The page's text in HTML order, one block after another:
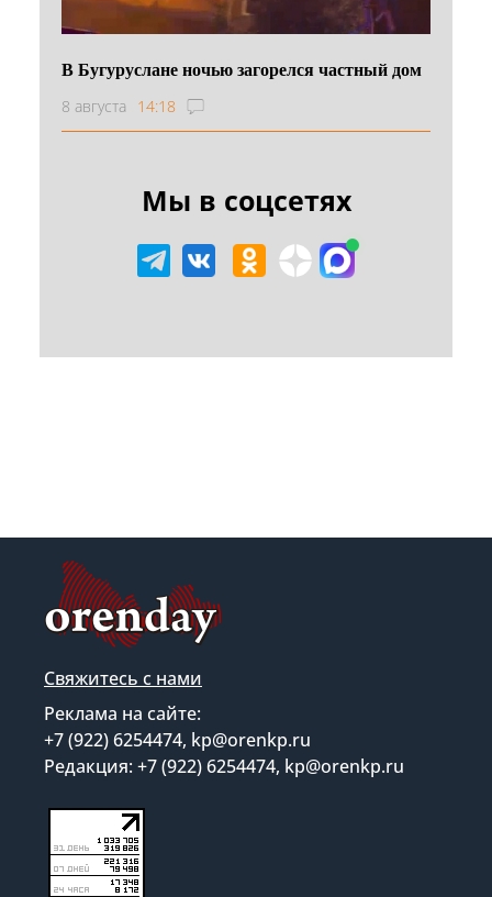
В Бугуруслане ночью загорелся частный дом
8 августа 14:18
Мы в соцсетях
Свяжитесь с нами
Реклама на сайте:
+7 (922) 6254474, kp@orenkp.ru
Редакция: +7 (922) 6254474, kp@orenkp.ru